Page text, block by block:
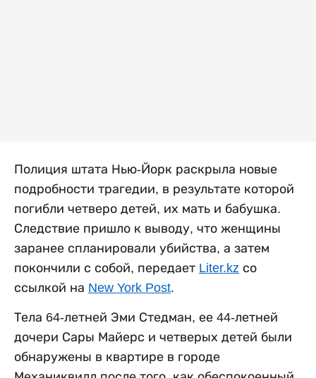
Полиция штата Нью-Йорк раскрыла новые
подробности трагедии, в результате которой
погибли четверо детей, их мать и бабушка.
Следствие пришло к выводу, что женщины
заранее спланировали убийства, а затем
покончили с собой, передает Liter.kz со
ссылкой на New York Post.
Тела 64-летней Эми Стедман, ее 44-летней
дочери Сары Майерс и четверых детей были
обнаружены в квартире в городе